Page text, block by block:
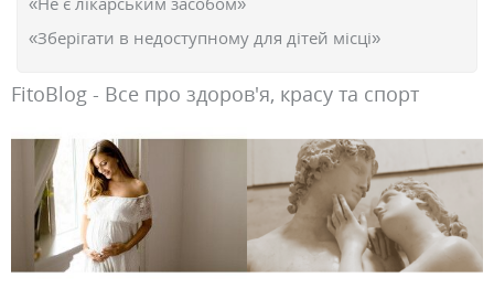
«Зберігати в недоступному для дітей місці»
FitoBlog - Все про здоров'я, красу та спорт